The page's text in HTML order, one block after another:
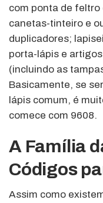
com ponta de
canetas-tinteiro e
duplicadores;
porta-lápis e
(incluindo as
Basicamente, se
lápis comum, é
comece com 9608.
A Família
Códigos
Assim como